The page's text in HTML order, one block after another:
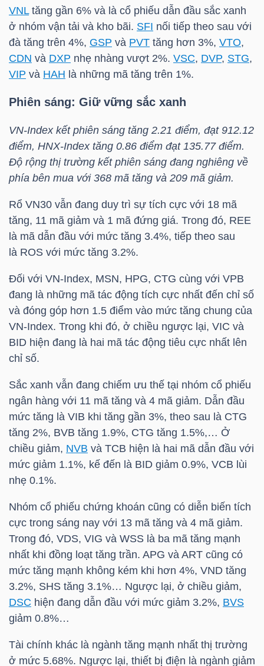
VNLtăng gần 6% và là cổ phiếu dẫn đầu sắc xanh
ở nhóm vận tải và kho bãi. SFI nối tiếp theo sau với
đà tăng trên 4%, GSP và PVT tăng hơn 3%, VTO,
CDN và DXP nhẹ nhàng vượt 2%. VSC, DVP, STG,
VIP và HAH là những mã tăng trên 1%.
Phiên sáng: Giữ vững sắc xanh
VN-Indexkết phiên sáng tăng 2.21 điểm, đạt 912.12
điểm, HNX-Indextăng 0.86 điểm đạt 135.77 điểm.
Độ rộng thị trường kết phiên sáng đang nghiêng về
phía bên mua với 368 mã tăng và 209 mã giảm.
Rổ VN30 vẫn đang duy trì sự tích cực với 18 mã
tăng, 11 mã giảm và 1 mã đứng giá. Trong đó, REE
là mã dẫn đầu với mức tăng 3.4%, tiếp theo sau
là ROS với mức tăng 3.2%.
Đối với VN-Index, MSN, HPG, CTG cùng với VPB
đang là những mã tác động tích cực nhất đến chỉ số
và đóng góp hơn 1.5 điểm vào mức tăng chung của
VN-Index. Trong khi đó, ở chiều ngược lại, VIC và
BID hiện đang là hai mã tác động tiêu cực nhất lên
chỉ số.
Sắc xanh vẫn đang chiếm ưu thế tại nhóm cổ phiếu
ngân hàng với 11 mã tăng và 4 mã giảm. Dẫn đầu
mức tăng là VIB khi tăng gần 3%, theo sau là CTG
tăng 2%, BVB tăng 1.9%, CTG tăng 1.5%,… Ở
chiều giảm, NVB và TCB hiện là hai mã dẫn đầu với
mức giảm 1.1%, kế đến là BID giảm 0.9%, VCB lùi
nhẹ 0.1%.
Nhóm cổ phiếu chứng khoán cũng có diễn biến tích
cực trong sáng nay với 13 mã tăng và 4 mã giảm.
Trong đó, VDS, VIG và WSS là ba mã tăng mạnh
nhất khi đồng loạt tăng trần. APG và ART cũng có
mức tăng mạnh không kém khi hơn 4%, VND tăng
3.2%, SHS tăng 3.1%… Ngược lại, ở chiều giảm,
DSC hiện đang dẫn đầu với mức giảm 3.2%, BVS
giảm 0.8%…
Tài chính khác là ngành tăng mạnh nhất thị trường
ở mức 5.68%. Ngược lại, thiết bị điện là ngành giảm
CỤ
ĐẦU
TƯ
TRUY
DỮ
LIỆU
Ngành
(-)
VS-
SECTOR
NĂNG
LƯỢNG
NGUYÊN
VẬT
LIỆU
NGHIỆP
TIÊU
DÙNG
THIẾT